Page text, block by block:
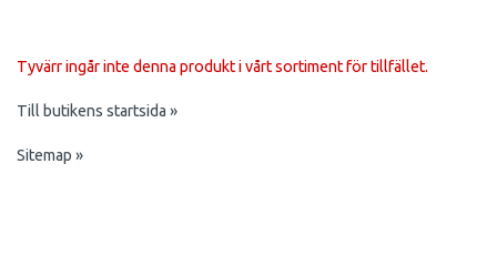
Tyvärr ingår inte denna produkt i vårt sortiment för tillfället.
Till butikens startsida »
Sitemap »